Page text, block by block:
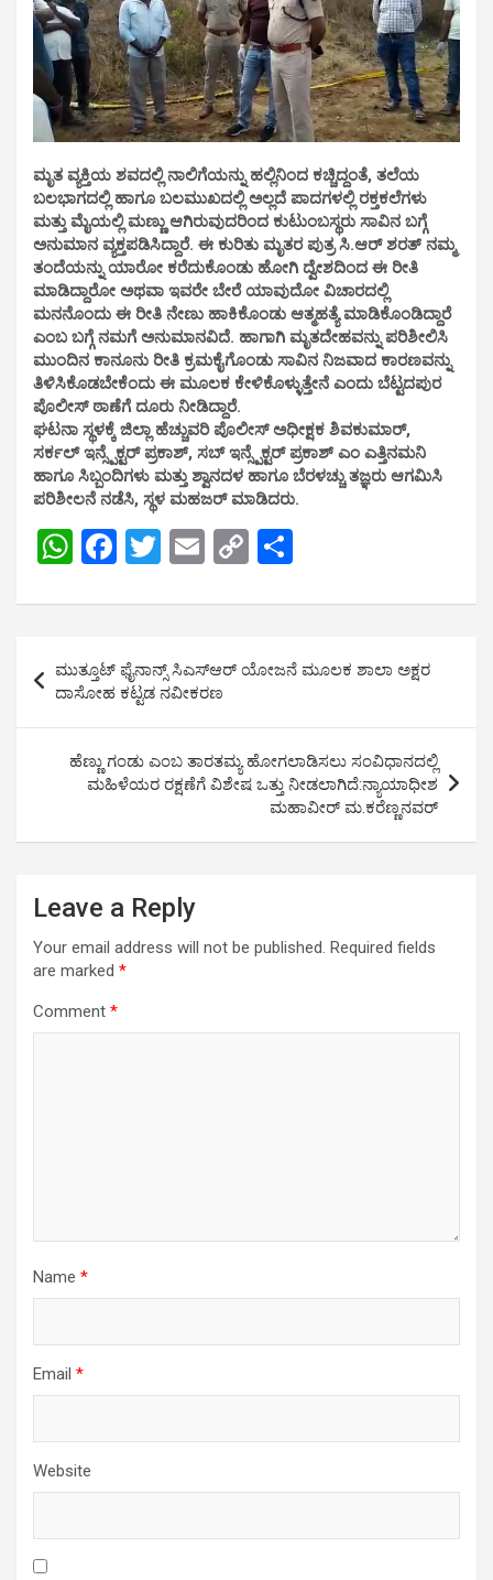
ಮೃತ ವ್ಯಕ್ತಿಯ ಶವದಲ್ಲಿ ನಾಲಿಗೆಯನ್ನು ಹಲ್ಲಿನಿಂದ ಕಚ್ಚಿದ್ದಂತೆ, ತಲೆಯ
ಬಲಭಾಗದಲ್ಲಿ ಹಾಗೂ ಬಲಮುಖದಲ್ಲಿ ಅಲ್ಲದೆ ಪಾದಗಳಲ್ಲಿ ರಕ್ತಕಲೆಗಳು
ಮತ್ತು ಮೈಯಲ್ಲಿ ಮಣ್ಣು ಆಗಿರುವುದರಿಂದ ಕುಟುಂಬಸ್ಥರು ಸಾವಿನ ಬಗ್ಗೆ
ಅನುಮಾನ ವ್ಯಕ್ತಪಡಿಸಿದ್ದಾರೆ. ಈ ಕುರಿತು ಮೃತರ ಪುತ್ರ ಸಿ.ಆರ್ ಶರತ್ ನಮ್ಮ
ತಂದೆಯನ್ನು ಯಾರೋ ಕರೆದುಕೊಂಡು ಹೋಗಿ ದ್ವೇಶದಿಂದ ಈ ರೀತಿ
ಮಾಡಿದ್ದಾರೋ ಅಥವಾ ಇವರೇ ಬೇರೆ ಯಾವುದೋ ವಿಚಾರದಲ್ಲಿ
ಮನನೊಂದು ಈ ರೀತಿ ನೇಣು ಹಾಕಿಕೊಂಡು ಆತ್ಮಹತ್ಯೆ ಮಾಡಿಕೊಂಡಿದ್ದಾರೆ
ಎಂಬ ಬಗ್ಗೆ ನಮಗೆ ಅನುಮಾನವಿದೆ. ಹಾಗಾಗಿ ಮೃತದೇಹವನ್ನು ಪರಿಶೀಲಿಸಿ
ಮುಂದಿನ ಕಾನೂನು ರೀತಿ ಕ್ರಮಕೈಗೊಂಡು ಸಾವಿನ ನಿಜವಾದ ಕಾರಣವನ್ನು
ತಿಳಿಸಿಕೊಡಬೇಕೆಂದು ಈ ಮೂಲಕ ಕೇಳಿಕೊಳ್ಳುತ್ತೇನೆ ಎಂದು ಬೆಟ್ಟದಪುರ
ಪೊಲೀಸ್ ಠಾಣೆಗೆ ದೂರು ನೀಡಿದ್ದಾರೆ.
ಘಟನಾ ಸ್ಥಳಕ್ಕೆ ಜಿಲ್ಲಾ ಹೆಚ್ಚುವರಿ ಪೊಲೀಸ್ ಅಧೀಕ್ಷಕ ಶಿವಕುಮಾರ್,
ಸರ್ಕಲ್ ಇನ್ಸ್ಪೆಕ್ಟರ್ ಪ್ರಕಾಶ್, ಸಬ್ ಇನ್ಸ್ಪೆಕ್ಟರ್ ಪ್ರಕಾಶ್ ಎಂ ಎತ್ತಿನಮನಿ
ಹಾಗೂ ಸಿಬ್ಬಂದಿಗಳು ಮತ್ತು ಶ್ವಾನದಳ ಹಾಗೂ ಬೆರಳಚ್ಚು ತಜ್ಞರು ಆಗಮಿಸಿ
ಪರಿಶೀಲನೆ ನಡೆಸಿ, ಸ್ಥಳ ಮಹಜರ್ ಮಾಡಿದರು.
W
at
s
A
p
p
F
ce
b
o
o
k
T
tt
er
E
ail
C
py
Li
n
k
ar
e
navigation
ಮುತ್ತೂಟ್ ಫೈನಾನ್ಸ್ ಸಿಎಸ್ಆರ್ ಯೋಜನೆ ಮೂಲಕ ಶಾಲಾ ಅಕ್ಷರ
ದಾಸೋಹ ಕಟ್ಟಡ ನವೀಕರಣ
ಹೆಣ್ಣು ಗಂಡು ಎಂಬ ತಾರತಮ್ಯ ಹೋಗಲಾಡಿಸಲು ಸಂವಿಧಾನದಲ್ಲಿ
ಮಹಿಳೆಯರ ರಕ್ಷಣೆಗೆ ವಿಶೇಷ ಒತ್ತು ನೀಡಲಾಗಿದೆ:ನ್ಯಾಯಾಧೀಶ
ಮಹಾವೀರ್ ಮ.ಕರೆಣ್ಣನವರ್
Leave a Reply
Your email address will not be published. Required fields
are marked *
Comment *
Name *
Email *
Website